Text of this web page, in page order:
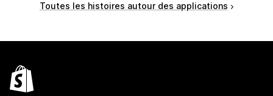
Toutes les histoires autour des applications